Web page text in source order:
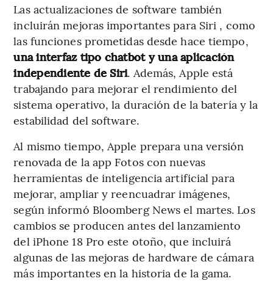
Las actualizaciones de software también
incluirán mejoras importantes para Siri , como
las funciones prometidas desde hace tiempo,
una interfaz tipo chatbot y una aplicación
independiente de Siri. Además, Apple está
trabajando para mejorar el rendimiento del
sistema operativo, la duración de la batería y la
estabilidad del software.
Al mismo tiempo, Apple prepara una versión
renovada de la app Fotos con nuevas
herramientas de inteligencia artificial para
mejorar, ampliar y reencuadrar imágenes,
según informó Bloomberg News el martes. Los
cambios se producen antes del lanzamiento
del iPhone 18 Pro este otoño, que incluirá
algunas de las mejoras de hardware de cámara
más importantes en la historia de la gama.